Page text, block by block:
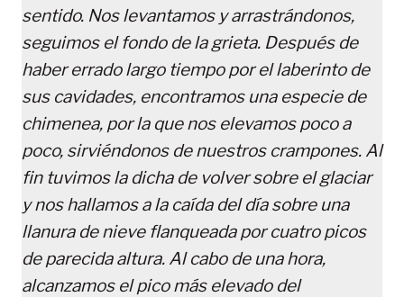
sentido. Nos levantamos y arrastrándonos,
seguimos el fondo de la grieta. Después de
haber errado largo tiempo por el laberinto de
sus cavidades, encontramos una especie de
chimenea, por la que nos elevamos poco a
poco, sirviéndonos de nuestros crampones. Al
fin tuvimos la dicha de volver sobre el glaciar
y nos hallamos a la caída del día sobre una
llanura de nieve flanqueada por cuatro picos
de parecida altura. Al cabo de una hora,
alcanzamos el pico más elevado del